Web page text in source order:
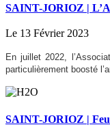
SAINT-JORIOZ |
Le 13 Février 2023
En juillet 2022,
particulièrement boosté
SAINT-JORIOZ | Feu